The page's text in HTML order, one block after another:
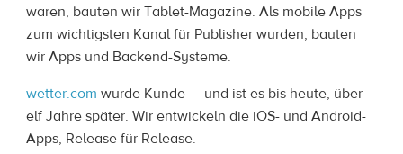
waren, bauten wir Tablet-Magazine. Als mobile Apps
zum wichtigsten Kanal für Publisher wurden, bauten
wir Apps und Backend-Systeme.
wetter.com wurde Kunde — und ist es bis heute, über
elf Jahre später. Wir entwickeln die iOS- und Android-
Apps, Release für Release.